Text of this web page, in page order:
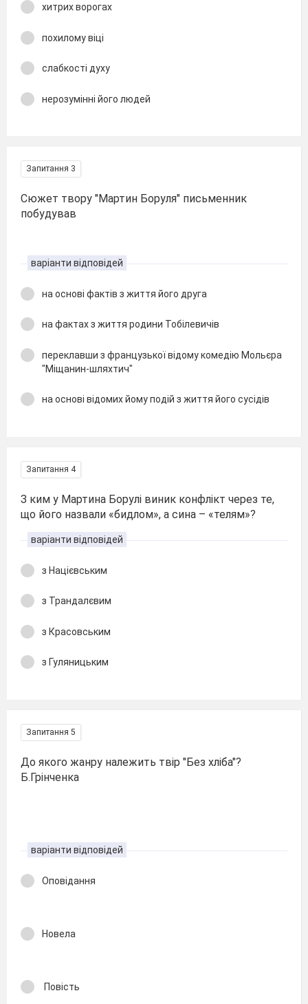
хитрих ворогах
похилому віці
слабкості духу
нерозумінні його людей
Запитання 3
Сюжет твору "Мартин Боруля" письменник
побудував
варіанти відповідей
на основі фактів з життя його друга
на фактах з життя родини Тобілевичів
переклавши з французької відому комедію Мольєра
"Міщанин-шляхтич"
на основі відомих йому подій з життя його сусідів
Запитання 4
З ким у Мартина Борулі виник конфлікт через те,
що його назвали «бидлом», а сина – «телям»?
варіанти відповідей
з Націєвським
з Трандалєвим
з Красовським
з Гуляницьким
Запитання 5
До якого жанру належить твір "Без хліба"?
Б.Грінченка
варіанти відповідей
Оповідання
Новела
Повість